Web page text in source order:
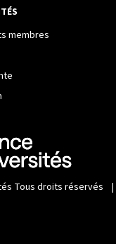
membres
Tous droits réservés |